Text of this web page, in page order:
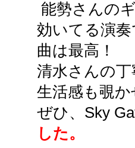
能勢さんの
効いてる演
曲は最高！
清水さんの
生活感も覗
ぜひ、Sky
した。